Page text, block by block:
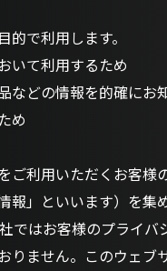
で利用します。
いて利用するため
などの情報を的確にお
め
ご利用いただくお客
報」といいます）を
ではお客様のプライ
りません。このウェ